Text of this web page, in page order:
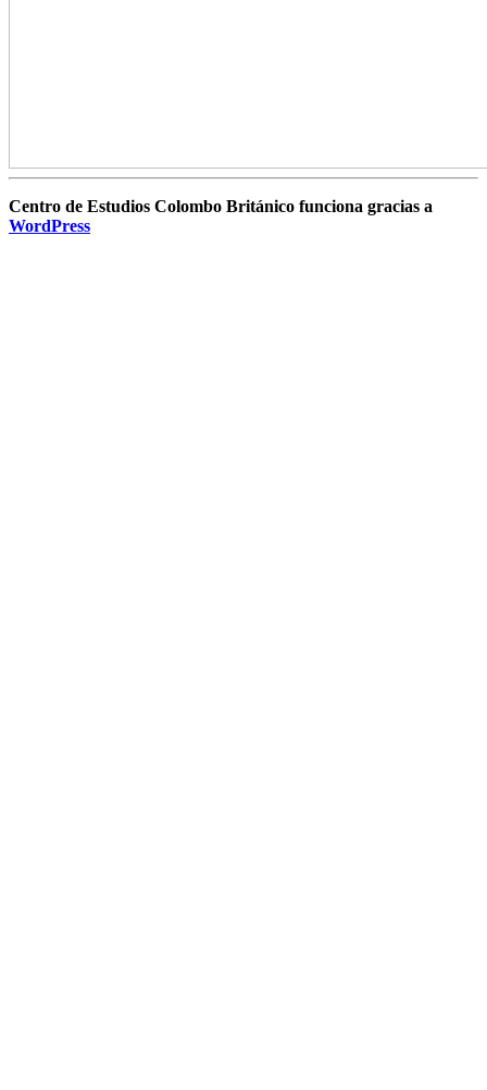
Centro de Estudios Colombo Británico funciona gracias a
WordPress